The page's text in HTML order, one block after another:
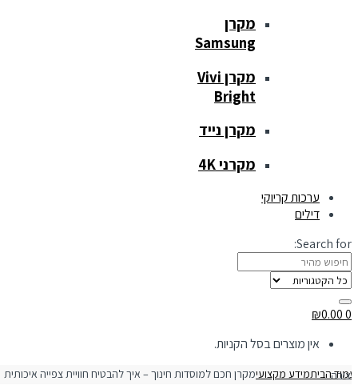
מקרן
Samsung
מקרן Vivi
Bright
מקרן נייד
מקרני 4K
ערכות קריוקי
דילים
Search for:
₪0.00
אין מוצרים בסל הקניות.
הביתמידע מקצועי חינוך – איך להבטיח חוויית צפייה איכותית ויציבה